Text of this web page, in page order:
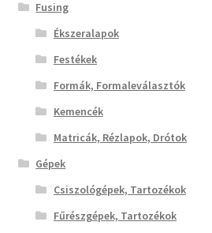
Pénztár
Rólunk
Termékek
Uvegek
Fusing
Ékszeralapok
Festékek
Formák, Formaleválasztók
Kemencék
Matricák, Rézlapok, Drótok
Gépek
Csiszológépek, Tartozékok
Fűrészgépek, Tartozékok